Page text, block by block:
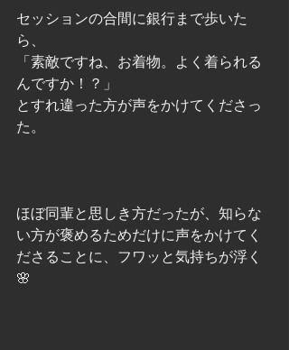
セッションの合間に銀行まで歩いた
ら、
「素敵ですね、お着物。よく着られる
んですか！？」
とすれ違った方が声をかけてくださっ
た。
ほぼ同輩と思しき方だったが、知らな
い方が褒めるためだけに声をかけてく
ださることに、フワッと気持ちが浮く
🌸